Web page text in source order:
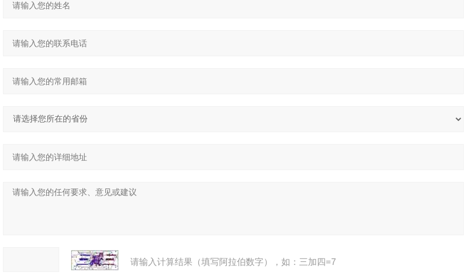
请输入计算结果（填写阿拉伯数字），如：三加四=7